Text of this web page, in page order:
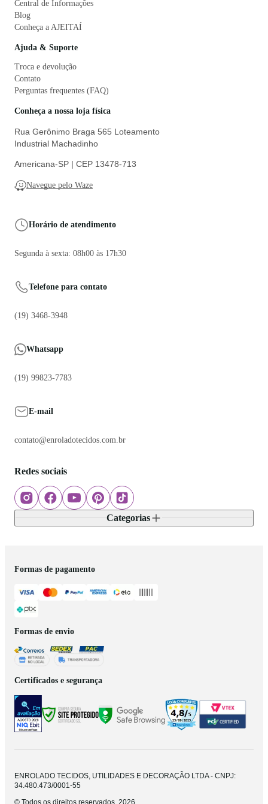
Central de Informações
Blog
Conheça a AJEITAÍ
Ajuda & Suporte
Troca e devolução
Contato
Perguntas frequentes (FAQ)
Conheça a nossa loja física
Rua Gerônimo Braga 565 Loteamento
Industrial Machadinho
Americana-SP | CEP 13478-713
Navegue pelo Waze
Horário de atendimento
Segunda à sexta: 08h00 às 17h30
Telefone para contato
(19) 3468-3948
Whatsapp
(19) 99823-7783
E-mail
contato@enroladotecidos.com.br
Redes sociais
Categorias
Formas de pagamento
Formas de envio
Certificados e segurança
ENROLADO TECIDOS, UTILIDADES E DECORAÇÃO LTDA - CNPJ:
34.480.473/0001-55
© Todos os direitos reservados. 2026